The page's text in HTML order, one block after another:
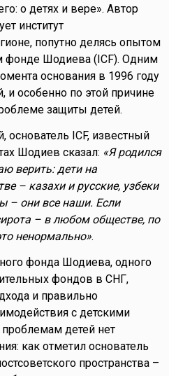
о детях и вере». Автор
институт
попутно делясь опытом
Шодиева (ICF). Одним
основания в 1996 году
и особенно по этой причине
защиты детей.
основатель ICF, известный
Шодиев сказал: «Я родился
верить: дети на
– казахи и русские, узбеки
– они все наши. Если
– в любом обществе, по
ненормально».
фонда Шодиева, одного
фондов в СНГ,
и правильно
с детскими
детей нет
как отметил основатель
пространства –